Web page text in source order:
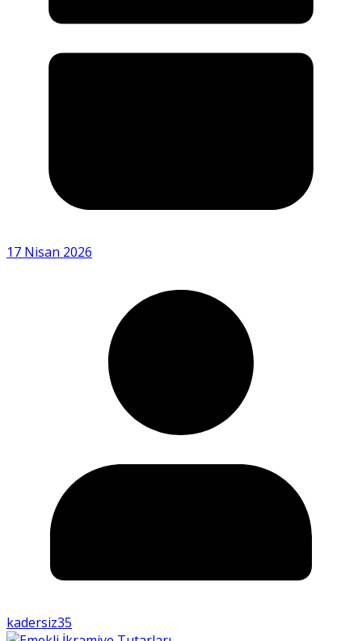
17 Nisan 2026
kadersiz35